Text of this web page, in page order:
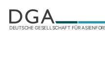
DEUTSCHE GESELLSCHAFT FÜR